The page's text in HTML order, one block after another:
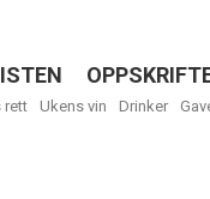
rett Ukens vin Drinker